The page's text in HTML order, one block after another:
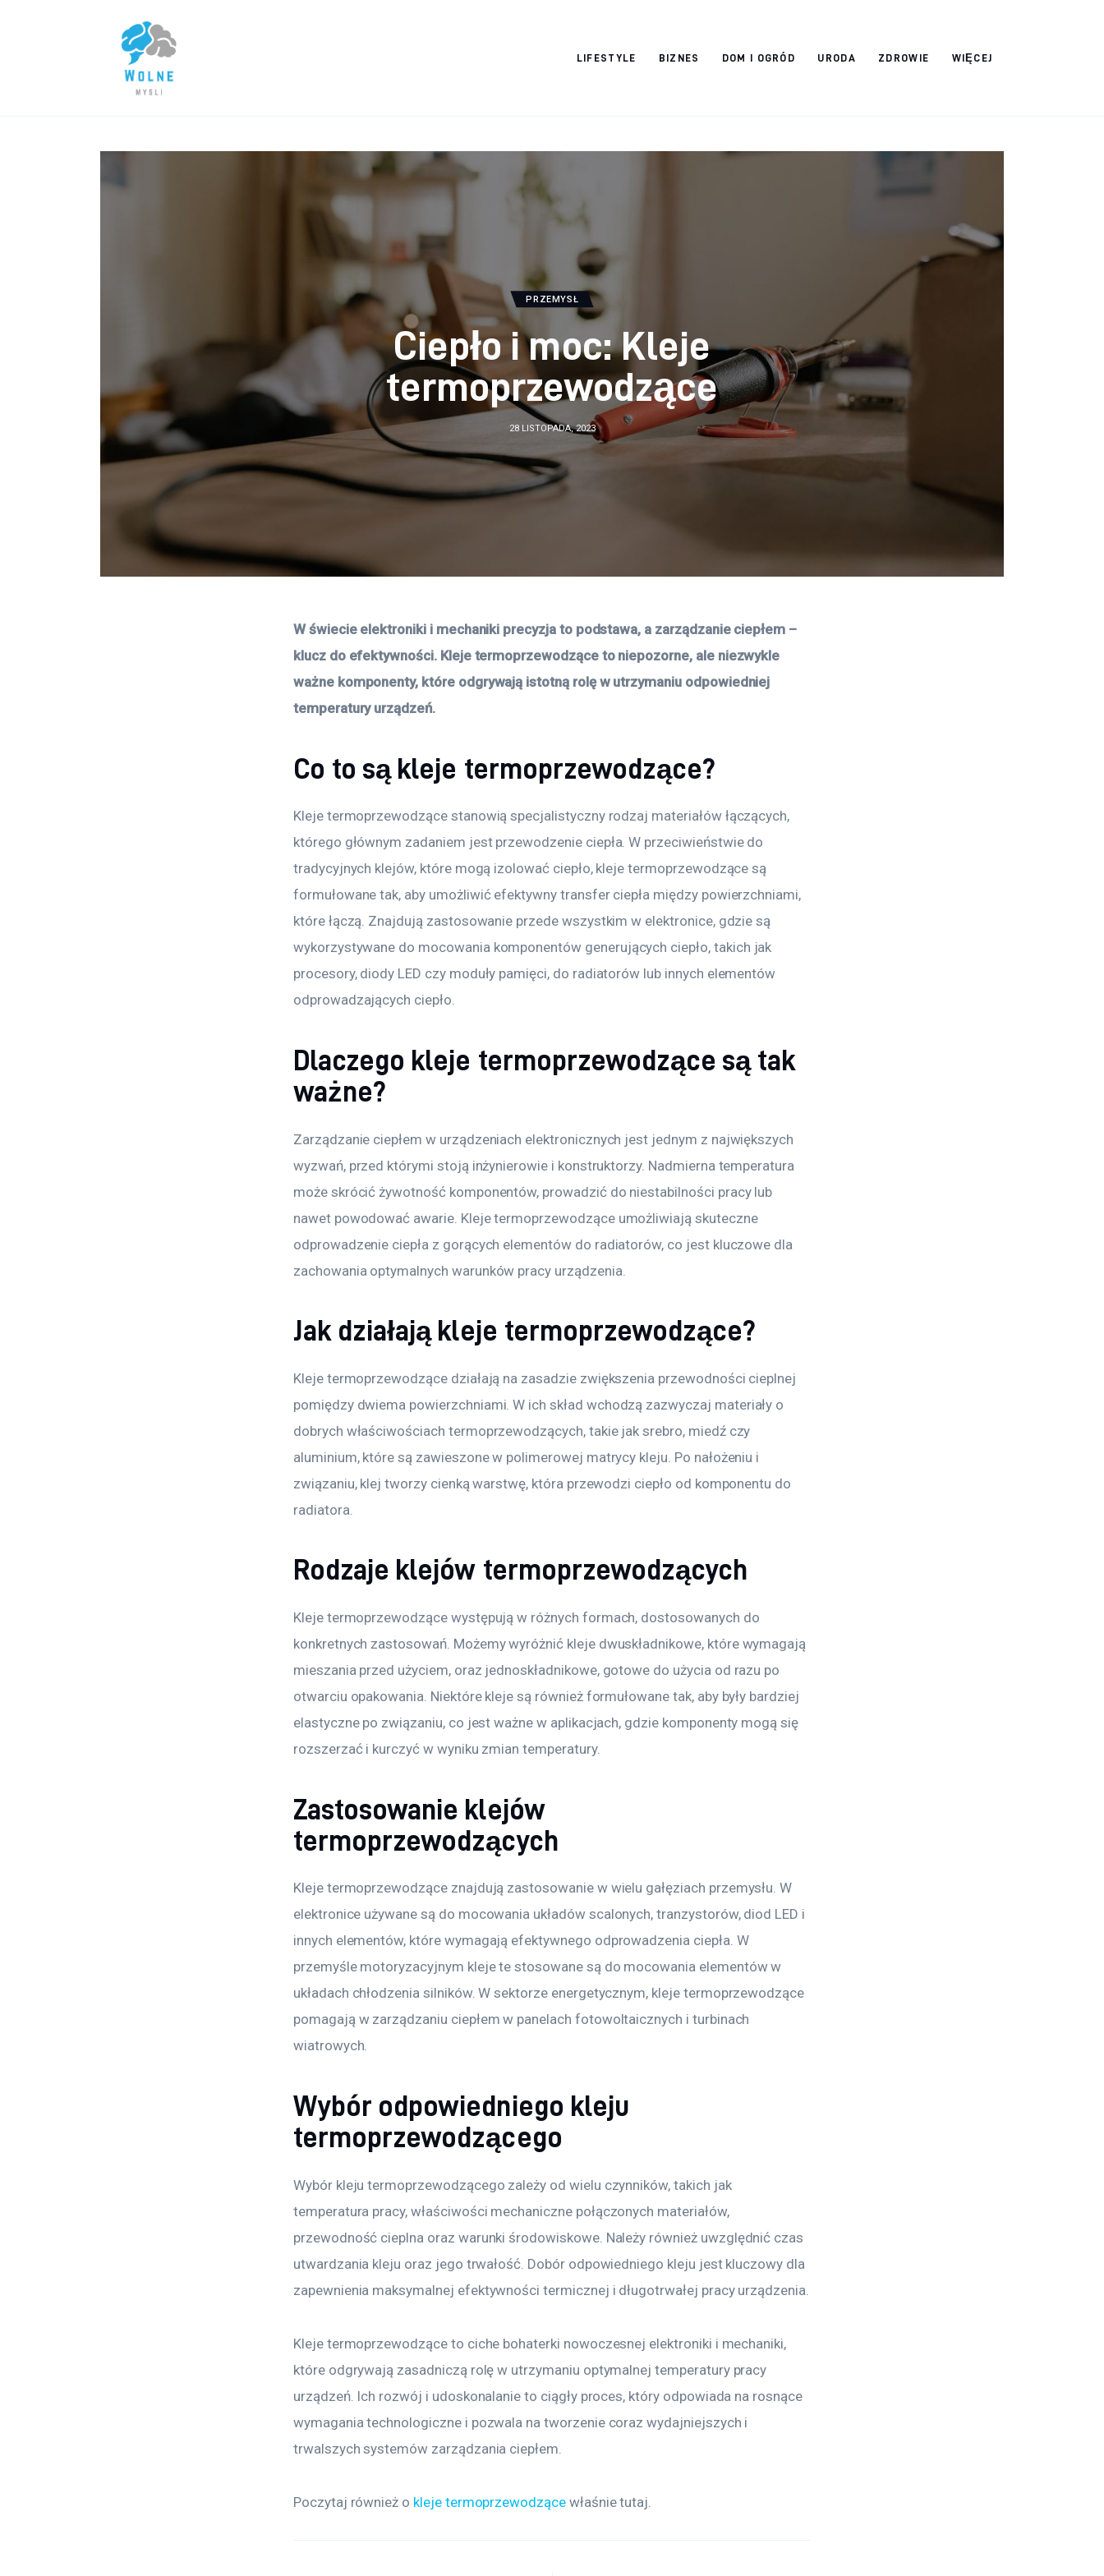
LIFESTYLE BIZNES DOM I OGRÓD URODA ZDROWIE WIĘCEJ
Vacation Dreams
PRZEMYSŁ
Ciepło i moc: Kleje
termoprzewodzące
28 LISTOPADA, 2023
W świecie elektroniki i mechaniki precyzja to podstawa, a zarządzanie ciepłem –
klucz do efektywności. Kleje termoprzewodzące to niepozorne, ale niezwykle
ważne komponenty, które odgrywają istotną rolę w utrzymaniu odpowiedniej
temperatury urządzeń.
Co to są kleje termoprzewodzące?
Kleje termoprzewodzące stanowią specjalistyczny rodzaj materiałów łączących,
którego głównym zadaniem jest przewodzenie ciepła. W przeciwieństwie do
tradycyjnych klejów, które mogą izolować ciepło, kleje termoprzewodzące są
formułowane tak, aby umożliwić efektywny transfer ciepła między powierzchniami,
które łączą. Znajdują zastosowanie przede wszystkim w elektronice, gdzie są
wykorzystywane do mocowania komponentów generujących ciepło, takich jak
procesory, diody LED czy moduły pamięci, do radiatorów lub innych elementów
odprowadzających ciepło.
Dlaczego kleje termoprzewodzące są tak
ważne?
Zarządzanie ciepłem w urządzeniach elektronicznych jest jednym z największych
wyzwań, przed którymi stoją inżynierowie i konstruktorzy. Nadmierna temperatura
może skrócić żywotność komponentów, prowadzić do niestabilności pracy lub
nawet powodować awarie. Kleje termoprzewodzące umożliwiają skuteczne
odprowadzenie ciepła z gorących elementów do radiatorów, co jest kluczowe dla
zachowania optymalnych warunków pracy urządzenia.
Jak działają kleje termoprzewodzące?
Kleje termoprzewodzące działają na zasadzie zwiększenia przewodności cieplnej
pomiędzy dwiema powierzchniami. W ich skład wchodzą zazwyczaj materiały o
dobrych właściwościach termoprzewodzących, takie jak srebro, miedź czy
aluminium, które są zawieszone w polimerowej matrycy kleju. Po nałożeniu i
związaniu, klej tworzy cienką warstwę, która przewodzi ciepło od komponentu do
radiatora.
Rodzaje klejów termoprzewodzących
Kleje termoprzewodzące występują w różnych formach, dostosowanych do
konkretnych zastosowań. Możemy wyróżnić kleje dwuskładnikowe, które wymagają
mieszania przed użyciem, oraz jednoskładnikowe, gotowe do użycia od razu po
otwarciu opakowania. Niektóre kleje są również formułowane tak, aby były bardziej
elastyczne po związaniu, co jest ważne w aplikacjach, gdzie komponenty mogą się
rozszerzać i kurczyć w wyniku zmian temperatury.
Zastosowanie klejów
termoprzewodzących
Kleje termoprzewodzące znajdują zastosowanie w wielu gałęziach przemysłu. W
elektronice używane są do mocowania układów scalonych, tranzystorów, diod LED i
innych elementów, które wymagają efektywnego odprowadzenia ciepła. W
przemyśle motoryzacyjnym kleje te stosowane są do mocowania elementów w
układach chłodzenia silników. W sektorze energetycznym, kleje termoprzewodzące
pomagają w zarządzaniu ciepłem w panelach fotowoltaicznych i turbinach
wiatrowych.
Wybór odpowiedniego kleju
termoprzewodzącego
Wybór kleju termoprzewodzącego zależy od wielu czynników, takich jak
temperatura pracy, właściwości mechaniczne połączonych materiałów,
przewodność cieplna oraz warunki środowiskowe. Należy również uwzględnić czas
utwardzania kleju oraz jego trwałość. Dobór odpowiedniego kleju jest kluczowy dla
zapewnienia maksymalnej efektywności termicznej i długotrwałej pracy urządzenia.
Kleje termoprzewodzące to ciche bohaterki nowoczesnej elektroniki i mechaniki,
które odgrywają zasadniczą rolę w utrzymaniu optymalnej temperatury pracy
urządzeń. Ich rozwój i udoskonalanie to ciągły proces, który odpowiada na rosnące
wymagania technologiczne i pozwala na tworzenie coraz wydajniejszych i
trwalszych systemów zarządzania ciepłem.
Poczytaj również o kleje termoprzewodzące właśnie tutaj.